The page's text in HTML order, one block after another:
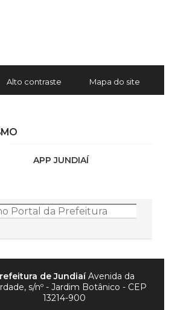
Alto contraste Mapa do site
APP JUNDIAÍ
de JundiaíAvenida da
s/nº - Jardim Botânico - CEP
13214-900